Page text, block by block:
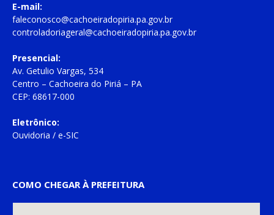
E-mail:
faleconosco@cachoeiradopiria.pa.gov.br
controladoriageral@cachoeiradopiria.pa.gov.br
Presencial:
Av. Getulio Vargas, 534
Centro – Cachoeira do Piriá – PA
CEP: 68617-000
Eletrônico:
Ouvidoria / e-SIC
COMO CHEGAR À PREFEITURA